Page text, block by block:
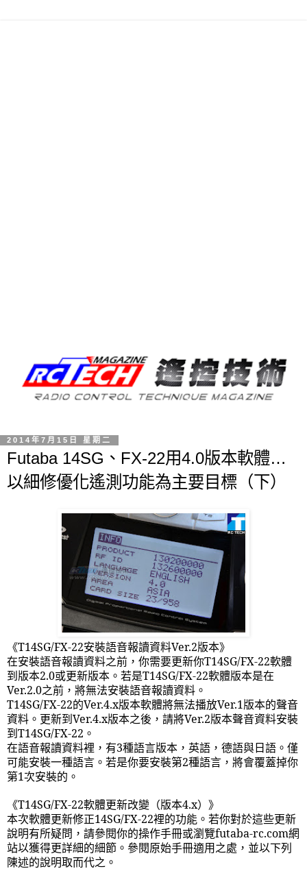
2014年7月15日 星期二
Futaba 14SG、FX-22用4.0版本軟體…
以細修優化遙測功能為主要目標（下）
《T14SG/FX-22安裝語音報讀資料Ver.2版本》
在安裝語音報讀資料之前，你需要更新你T14SG/FX-22軟體
到版本2.0或更新版本。若是T14SG/FX-22軟體版本是在
Ver.2.0之前，將無法安裝語音報讀資料。
T14SG/FX-22的Ver.4.x版本軟體將無法播放Ver.1版本的聲音
資料。更新到Ver.4.x版本之後，請將Ver.2版本聲音資料安裝
到T14SG/FX-22 。
在語音報讀資料裡，有3種語言版本，英語，德語與日語。僅
可能安裝一種語言。若是你要安裝第2種語言，將會覆蓋掉你
第1次安裝的。
《T14SG/FX-22軟體更新改變（版本4.x）》
本次軟體更新修正14SG/FX-22裡的功能。若你對於這些更新
說明有所疑問，請參閱你的操作手冊或瀏覽futaba-rc.com網
站以獲得更詳細的細節。參閱原始手冊適用之處，並以下列
陳述的說明取而代之。